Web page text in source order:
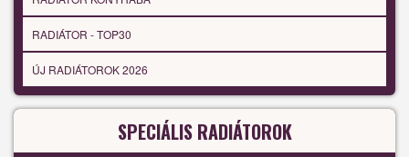
RADIÁTOR - TOP30
ÚJ RADIÁTOROK 2026
SPECIÁLIS RADIÁTOROK